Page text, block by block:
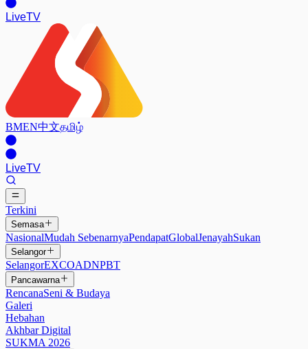
LiveTV
BMEN中文தமிழ்
LiveTV
Terkini
Semasa
NasionalMudah SebenarnyaPendapatGlobalJenayahSukan
Selangor
SelangorEXCOADNPBT
Pancawarna
RencanaSeni & Budaya
Galeri
Hebahan
Akhbar Digital
SUKMA 2026